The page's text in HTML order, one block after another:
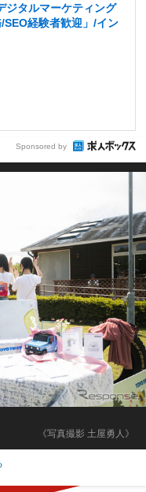
ジタルマーケティング
SEO経験者歓迎」/イン
Sponsored by
《写真撮影 土屋勇人》